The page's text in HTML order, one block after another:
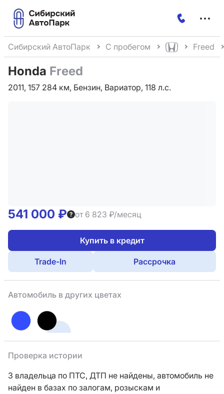
Сибирский АвтоПарк С пробегом Freed
Honda Freed
2011, 157 284 км, Бензин, Вариатор, 118 л.с.
541 000 ₽ от 6 823 ₽/месяц
Купить в кредит
Trade-In Рассрочка
Автомобиль в других цветах
Проверка истории
3 владельца по ПТС, ДТП не найдены, автомобиль не
найден в базах по залогам, розыскам и